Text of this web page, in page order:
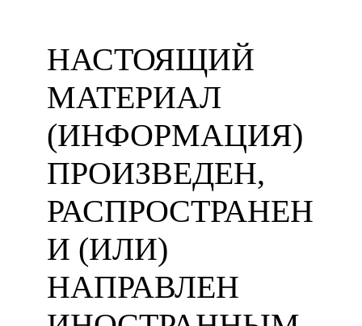
НАСТОЯЩИЙ
МАТЕРИАЛ
(ИНФОРМАЦИЯ)
ПРОИЗВЕДЕН,
РАСПРОСТРАНЕН
И (ИЛИ)
НАПРАВЛЕН